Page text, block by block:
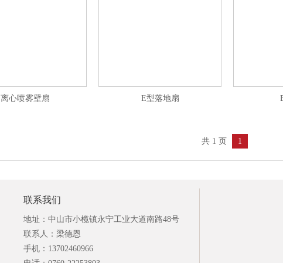
离心喷雾壁扇 E型落地扇
共 1 页 1
联系我们
地址：中山市小榄镇永宁工业大道南路48号
联系人：梁德恩
手机：13702460966